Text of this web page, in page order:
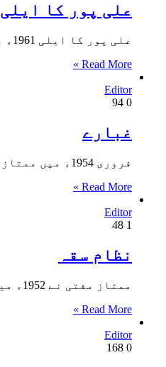
علی پور کا ایلی
علی پور کا ایلی 1961ء میں پہلی بار ایک ناول کی حیثیت سے شائع ہوئی اور آدم جی ادبی ایوارڈ…
Read More »
Editor
0
غبارے
فروری 1954ء میں ممتاز مفتی کے مضامین کا پہلا مجموعہ غبارے کے نام سے مکتبہ اردو لاہور سے شائع ہوا۔…
Read More »
Editor
1
نظام سقہ
ممتاز مفتی نے 1952ء میں نظام سقہ کے عنوان سے ایک سٹیج ڈرامہ تحریر کیا۔ جسے 1953ء میں مکتبہ اردو…
Read More »
Editor
0